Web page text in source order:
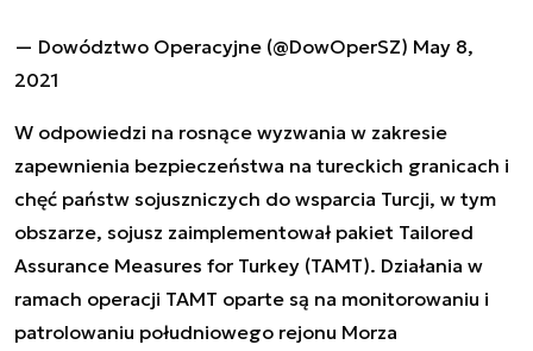
— Dowództwo Operacyjne (@DowOperSZ) May 8,
2021
W odpowiedzi na rosnące wyzwania w zakresie
zapewnienia bezpieczeństwa na tureckich granicach i
chęć państw sojuszniczych do wsparcia Turcji, w tym
obszarze, sojusz zaimplementował pakiet Tailored
Assurance Measures for Turkey (TAMT). Działania w
ramach operacji TAMT oparte są na monitorowaniu i
patrolowaniu południowego rejonu Morza